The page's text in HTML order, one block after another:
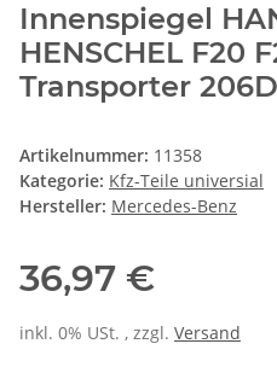
Innenspiegel
HENSCHEL F20
Transporter
Artikelnummer: 11358
Kategorie: Kfz-Teile universial
Hersteller: Mercedes-Benz
36,97 €
inkl. 0% USt. , zzgl. Versand